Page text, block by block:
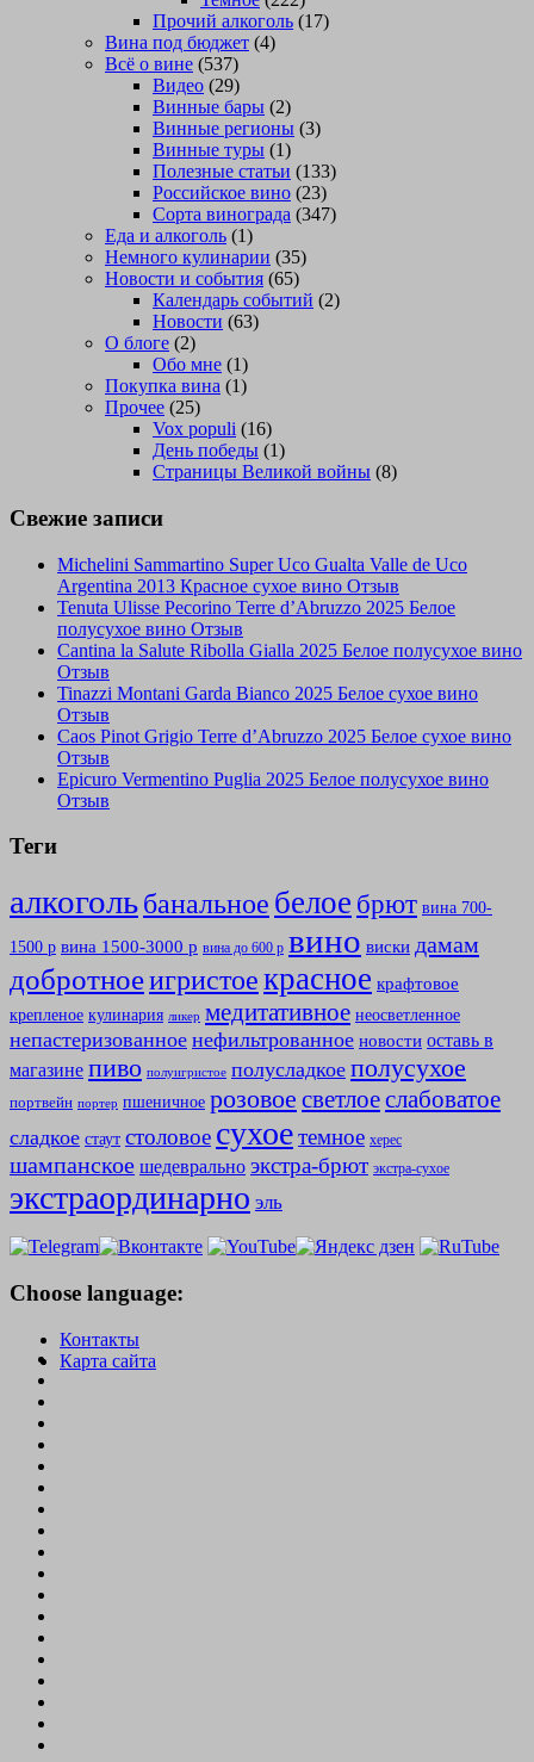
Прочий алкоголь (17)
Вина под бюджет (4)
Всё о вине (537)
Видео (29)
Винные бары (2)
Винные регионы (3)
Винные туры (1)
Полезные статьи (133)
Российское вино (23)
Сорта винограда (347)
Еда и алкоголь (1)
Немного кулинарии (35)
Новости и события (65)
Календарь событий (2)
Новости (63)
О блоге (2)
Обо мне (1)
Покупка вина (1)
Прочее (25)
Vox populi (16)
День победы (1)
Страницы Великой войны (8)
Свежие записи
Michelini Sammartino Super Uco Gualta Valle de Uco
Argentina 2013 Красное сухое вино Отзыв
Tenuta Ulisse Pecorino Terre d’Abruzzo 2025 Белое
полусухое вино Отзыв
Cantina la Salute Ribolla Gialla 2025 Белое полусухое вино
Отзыв
Tinazzi Montani Garda Bianco 2025 Белое сухое вино
Отзыв
Caos Pinot Grigio Terre d’Abruzzo 2025 Белое сухое вино
Отзыв
Epicuro Vermentino Puglia 2025 Белое полусухое вино
Отзыв
Теги
алкогольбанальное белое брют вина 700-
1500 р вина 1500-3000 р вина до 600 р вино виски дамам
добротноеигристоекрасное крафтовое
крепленое кулинария ликер медитативное неосветленное
непастеризованное нефильтрованное новости оставь в
магазине пиво полуигристое полусладкое полусухое
портвейн портер пшеничное розовое светлоеслабоватое
сладкое стаут столовое сухоетемное херес
шампанское шедеврально экстра-брют экстра-сухое
экстраординарно эль
Choose language:
Контакты
Карта сайта